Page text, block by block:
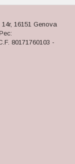
16151 Genova
80171760103 -